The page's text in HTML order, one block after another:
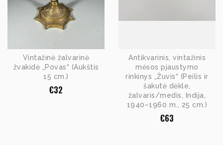
Vintažinė žalvarinė
žvakidė „Povas“ (Aukštis
15 cm.)
€32
Antikvarinis, vintažinis
mėsos pjaustymo
rinkinys „Žuvis“ (Peilis ir
šakutė dėkle,
žalvaris/medis, Indija,
1940–1960 m., 25 cm.)
€63